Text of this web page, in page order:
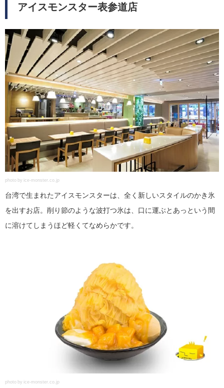
アイスモンスター表参道店
photo by ice-monster.co.jp
台湾で生まれたアイスモンスターは、全く新しいスタイルのかき氷
を出すお店。削り節のような波打つ氷は、口に運ぶとあっという間
に溶けてしまうほど軽くてなめらかです。
photo by ice-monster.co.jp